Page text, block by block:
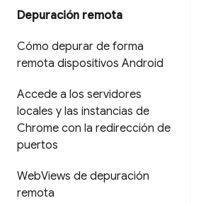
Depuración remota
Cómo depurar de forma
remota dispositivos Android
Accede a los servidores
locales y las instancias de
Chrome con la redirección de
puertos
WebViews de depuración
remota